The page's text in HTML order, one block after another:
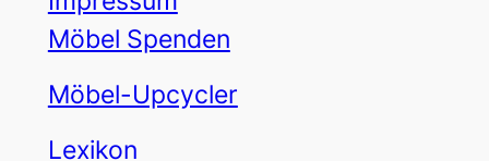
Möbel Spenden
Möbel-Upcycler
Lexikon